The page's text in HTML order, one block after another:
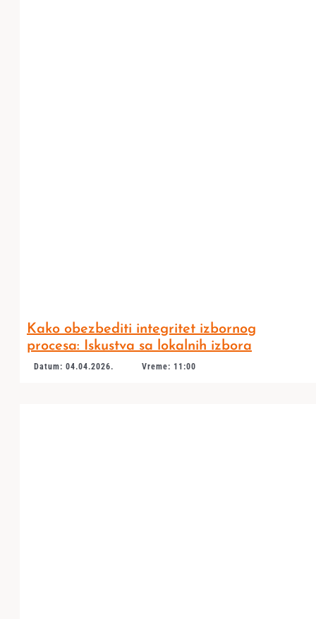
Kako obezbediti integritet izbornog
procesa: Iskustva sa lokalnih izbora
Datum: 04.04.2026. Vreme: 11:00